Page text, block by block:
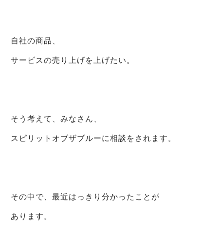
自社の商品、
サービスの売り上げを上げたい。
そう考えて、みなさん、
スピリットオブザブルーに相談をされます。
その中で、最近はっきり分かったことが
あります。